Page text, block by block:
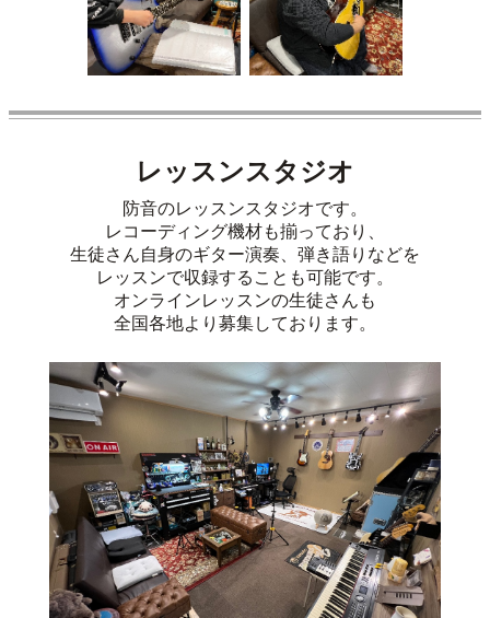
レッスンスタジオ
防音のレッスンスタジオです。
レコーディング機材も揃っており、
生徒さん自身のギター演奏、弾き語りなどを
レッスンで収録することも可能です。
オンラインレッスンの生徒さんも
全国各地より募集しております。